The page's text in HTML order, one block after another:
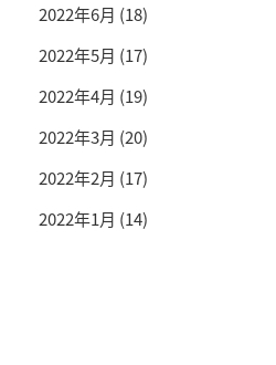
2022年6月 (18)
2022年5月 (17)
2022年4月 (19)
2022年3月 (20)
2022年2月 (17)
2022年1月 (14)